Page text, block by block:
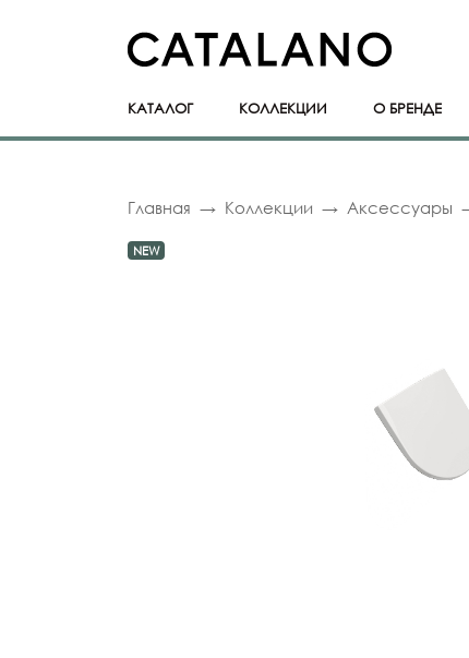
КАТАЛОГ КОЛЛЕКЦИИ О БРЕНДЕ
Главная Коллекции Аксессуары
NEW